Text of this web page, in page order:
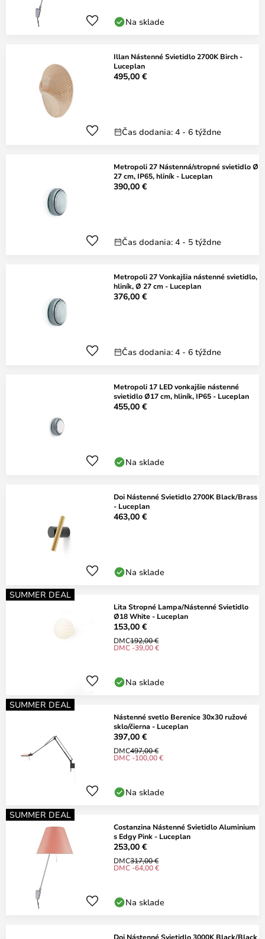
Na sklade
Illan Nástenné Svietidlo 2700K Birch -
Luceplan
495,00 €
Čas dodania: 4 - 6 týždne
Metropoli 27 Nástenná/stropné svietidlo Ø
27 cm, IP65, hliník - Luceplan
390,00 €
Čas dodania: 4 - 5 týždne
Metropoli 27 Vonkajšia nástenné svietidlo,
hliník, Ø 27 cm - Luceplan
376,00 €
Čas dodania: 4 - 6 týždne
Metropoli 17 LED vonkajšie nástenné
svietidlo Ø17 cm, hliník, IP65 - Luceplan
455,00 €
Na sklade
Doi Nástenné Svietidlo 2700K Black/Brass
- Luceplan
463,00 €
Na sklade
SUMMER DEAL
Lita Stropné Lampa/Nástenné Svietidlo
Ø18 White - Luceplan
153,00 €
DMC192,00 €
DMC -39,00 €
Na sklade
SUMMER DEAL
Nástenné svetlo Berenice 30x30 ružové
sklo/čierna - Luceplan
397,00 €
DMC497,00 €
DMC -100,00 €
Na sklade
SUMMER DEAL
Costanzina Nástenné Svietidlo Aluminium
s Edgy Pink - Luceplan
253,00 €
DMC317,00 €
DMC -64,00 €
Na sklade
Doi Nástenné Svietidlo 3000K Black/Black